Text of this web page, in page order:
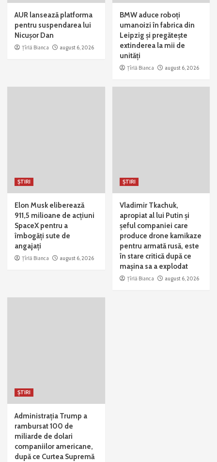
AUR lansează platforma
pentru suspendarea lui
Nicușor Dan
Țîrlă Bianca august 6, 2026
BMW aduce roboți
umanoizi în fabrica din
Leipzig și pregătește
extinderea la mii de
unități
Țîrlă Bianca august 6, 2026
ȘTIRI
Elon Musk eliberează
911,5 milioane de acțiuni
SpaceX pentru a
îmbogăți sute de
angajați
Țîrlă Bianca august 6, 2026
ȘTIRI
Vladimir Tkachuk,
apropiat al lui Putin și
șeful companiei care
produce drone kamikaze
pentru armată rusă, este
în stare critică după ce
mașina sa a explodat
Țîrlă Bianca august 6, 2026
ȘTIRI
Administrația Trump a
rambursat 100 de
miliarde de dolari
companiilor americane,
după ce Curtea Supremă